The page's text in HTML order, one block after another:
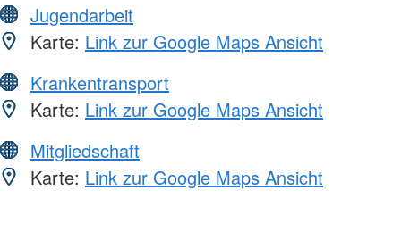
Jugendarbeit
Karte: Link zur Google Maps Ansicht
Krankentransport
Karte: Link zur Google Maps Ansicht
Mitgliedschaft
Karte: Link zur Google Maps Ansicht